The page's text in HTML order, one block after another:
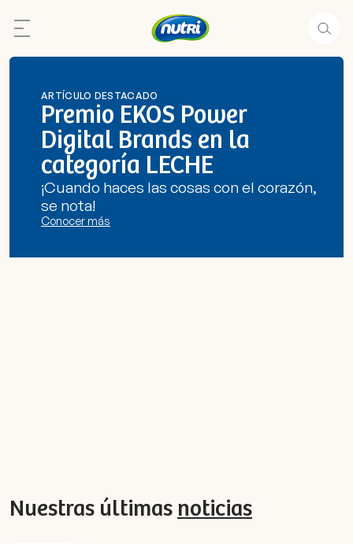
ARTÍCULO DESTACADO
Premio EKOS Power
Digital Brands en la
categoría LECHE
¡Cuando haces las cosas con el corazón,
se nota!
Conocer más
Nuestras últimas noticias